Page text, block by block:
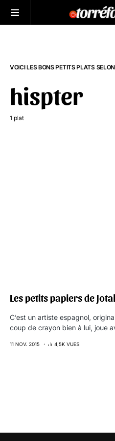
VOICI LES BONS PETITS PLATS
hispter
1 plat
Les petits papiers de
C’est un artiste espagnol,
coup de crayon bien à lui, joue
11 NOV. 2015 4,5K VUES